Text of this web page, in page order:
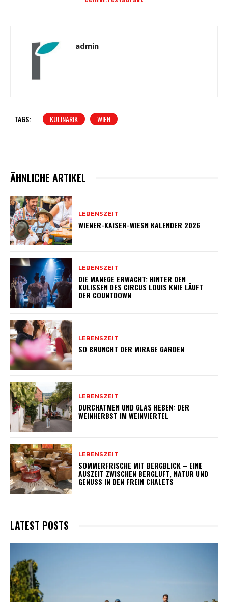
admin
TAGS: KULINARIK WIEN
ÄHNLICHE ARTIKEL
LEBENSZEIT
WIENER-KAISER-WIESN KALENDER 2026
LEBENSZEIT
DIE MANEGE ERWACHT: HINTER DEN
KULISSEN DES CIRCUS LOUIS KNIE LÄUFT
DER COUNTDOWN
LEBENSZEIT
SO BRUNCHT DER MIRAGE GARDEN
LEBENSZEIT
DURCHATMEN UND GLAS HEBEN: DER
WEINHERBST IM WEINVIERTEL
LEBENSZEIT
SOMMERFRISCHE MIT BERGBLICK – EINE
AUSZEIT ZWISCHEN BERGLUFT, NATUR UND
GENUSS IN DEN FREIN CHALETS
LATEST POSTS